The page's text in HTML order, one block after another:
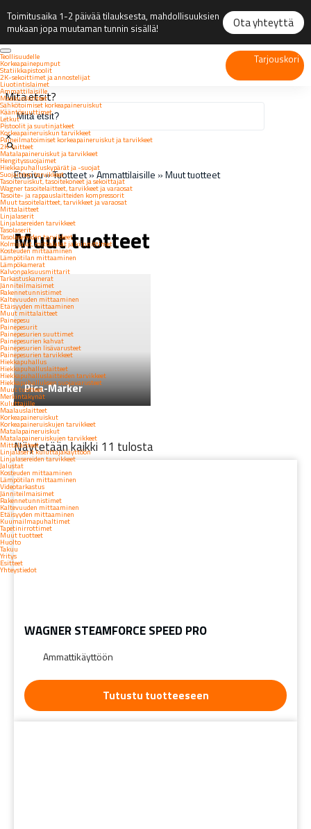
Toimitusaika 1-2 päivää tilauksesta, mahdollisuuksien
mukaan jopa muutaman tunnin sisällä!
Ota yhteyttä
Teollisuudelle
Korkeapainepumput
Statiikkapistoolit
2K-sekoittimet ja annostelijat
Liuotintislaimet
Ammattilaisille
Maalauslaitteet
Sähkötoimiset korkeapaineruiskut
Kääntösuuttimet
Letkut
Pistoolit ja suutinjatkeet
Korkeapaineruiskun tarvikkeet
Paineilmatoimiset korkeapaineruiskut ja tarvikkeet
2K-laitteet
Matalapaineruiskut ja tarvikkeet
Hengityssuojaimet
Hiekkapuhalluskypärät ja -suojat
Suojainten tarvikkeet
Tasoiteruiskut, tasoitekoneet ja sekoittajat
Wagner tasoitelaitteet, tarvikkeet ja varaosat
Tasoite- ja rappauslaitteiden kompressorit
Muut tasoitelaitteet, tarvikkeet ja varaosat
Mittalaitteet
Linjalaserit
Linjalasereiden tarvikkeet
Tasolaserit
Tasolasereiden tarvikkeet
Kolmijalat, mittalatat ja kiinnittimet
Kosteuden mittaaminen
Lämpötilan mittaaminen
Lämpökamerat
Kalvonpaksuusmittarit
Tarkastuskamerat
Jänniteilmaisimet
Rakennetunnistimet
Kaltevuuden mittaaminen
Etäisyyden mittaaminen
Muut mittalaitteet
Painepesu
Painepesurit
Painepesurien suuttimet
Painepesurien kahvat
Painepesurien lisävarusteet
Painepesurien tarvikkeet
Hiekkapuhallus
Hiekkapuhalluslaitteet
Hiekkapuhalluslaitteiden tarvikkeet
Hiekkapuhalluksen suojavarusteet
Muut tuotteet
Merkintäkynät
Kuluttajille
Maalauslaitteet
Korkeapaineruiskut
Korkeapaineruiskujen tarvikkeet
Matalapaineruiskut
Matalapaineruiskujen tarvikkeet
Mittalaitteet
Linjalaserit kuluttajakäyttöön
Linjalasereiden tarvikkeet
Jalustat
Kosteuden mittaaminen
Lämpötilan mittaaminen
Videotarkastus
Jänniteilmaisimet
Rakennetunnistimet
Kaltevuuden mittaaminen
Etäisyyden mittaaminen
Kuumailmapuhaltimet
Tapetinirrottimet
Muut tuotteet
Huolto
Takuu
Yritys
Esitteet
Yhteystiedot
Tarjouskori
Mitä etsit?
×
Etusivu»Tuotteet»Ammattilaisille »Muut tuotteet
Muut tuotteet
Pica-Marker
Näytetään kaikki 11 tulosta
WAGNER STEAMFORCE SPEED PRO
Ammattikäyttöön
Tutustu tuotteeseen